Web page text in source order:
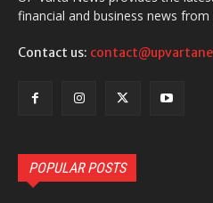
financial and business news
Contact us:
POPULAR POSTS